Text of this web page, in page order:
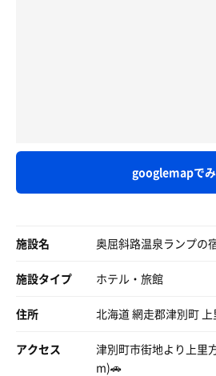
た。
曇天模様で時に小雨の露天での
しくて今日の午前中は良い外気浴
ゆっくり4セット入って12時を
定員2名。蛇口の開閉は自由なス
◆ととのい
露天を囲う塀が傾いていて落ち
温泉はPH9.6のアルカリ泉。
ビート板、シャンプーなどのア
ドレッサーには綿棒とドライヤー
googlemapで
施設名 奥屈斜路温泉ランプの
施設タイプ ホテル・旅館
住所 北海道 網走郡津別町
アクセス
津別町市街地より上里
m)🚗